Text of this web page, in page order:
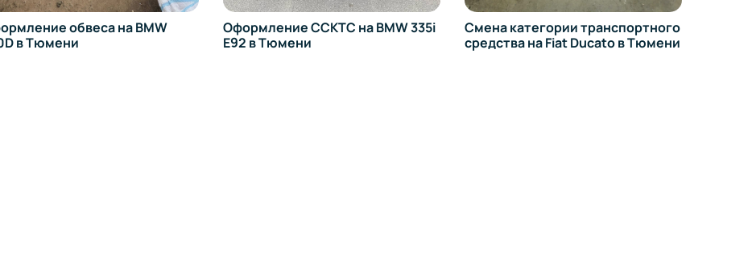
обвеса на BMW
в Тюмени
Оформление ССКТС на BMW 335i
E92 в Тюмени
Смена категории транспортного
средства на Fiat Ducato в Тюмени